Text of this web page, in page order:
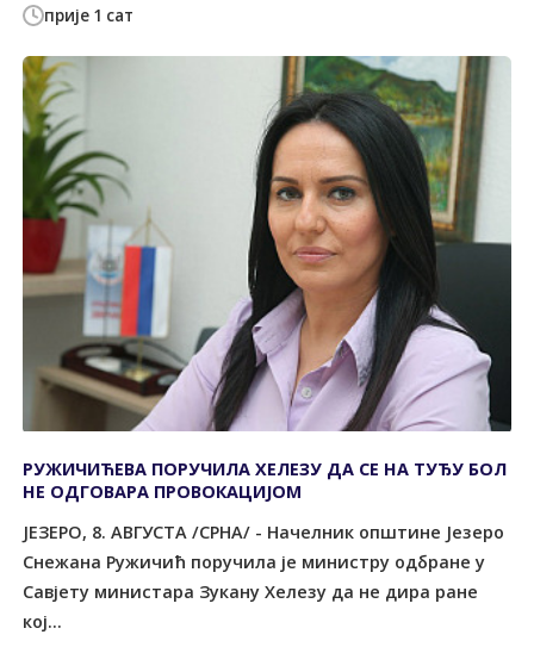
прије 1 сат
РУЖИЧИЋЕВА ПОРУЧИЛА ХЕЛЕЗУ ДА СЕ НА ТУЂУ БОЛ
НЕ ОДГОВАРА ПРОВОКАЦИЈОМ
ЈЕЗЕРО, 8. АВГУСТА /СРНА/ - Начелник општине Језеро
Снежана Ружичић поручила је министру одбране у
Савјету министара Зукану Хелезу да не дира ране
кој...